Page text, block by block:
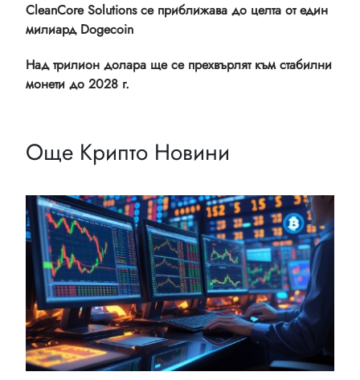
CleanCore Solutions се приближава до целта от един
милиард Dogecoin
Над трилион долара ще се прехвърлят към стабилни
монети до 2028 г.
Още Крипто Новини